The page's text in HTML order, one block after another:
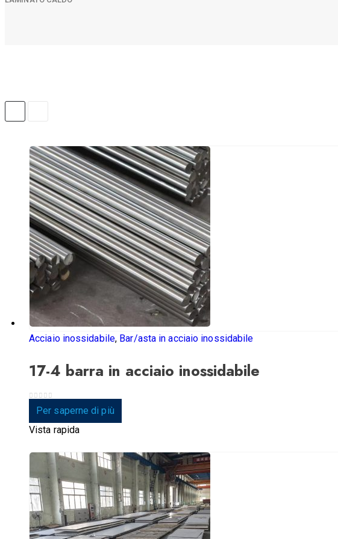
Acciaio inossidabile, Bar/asta in acciaio inossidabile
17-4 barra in acciaio inossidabile
Per saperne di più
Vista rapida